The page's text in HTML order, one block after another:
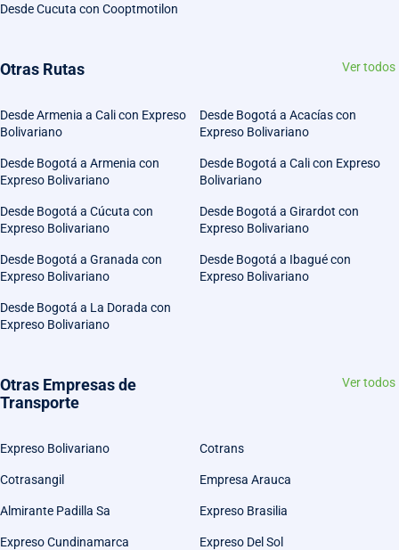
Desde Cucuta con Cooptmotilon
Otras Rutas Ver todos
Desde Armenia a Cali con Expreso
Bolivariano
Desde Bogotá a Acacías con
Expreso Bolivariano
Desde Bogotá a Armenia con
Expreso Bolivariano
Desde Bogotá a Cali con Expreso
Bolivariano
Desde Bogotá a Cúcuta con
Expreso Bolivariano
Desde Bogotá a Girardot con
Expreso Bolivariano
Desde Bogotá a Granada con
Expreso Bolivariano
Desde Bogotá a Ibagué con
Expreso Bolivariano
Desde Bogotá a La Dorada con
Expreso Bolivariano
Otras Empresas de
Transporte
Ver todos
Expreso Bolivariano Cotrans
Cotrasangil Empresa Arauca
Almirante Padilla Sa Expreso Brasilia
Expreso Cundinamarca Expreso Del Sol